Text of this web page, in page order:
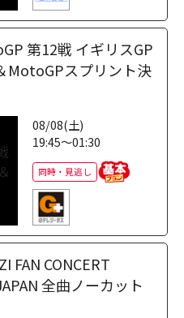
第12戦 イギリスGP
MotoGPスプリント決
08/08(土)
19:45～01:30
同時・見逃し
FAN CONCERT
全曲ノーカット